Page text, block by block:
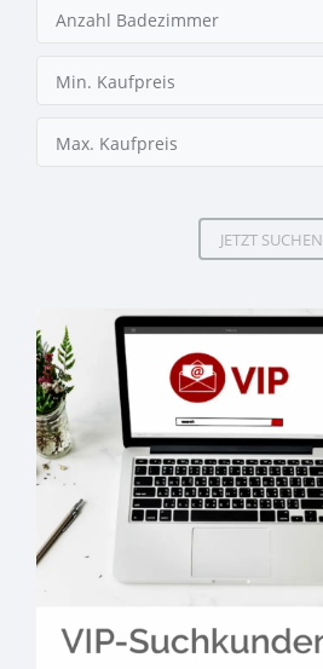
Anzahl Badezimmer
Min. Kaufpreis
Max. Kaufpreis
JETZT SUCHEN